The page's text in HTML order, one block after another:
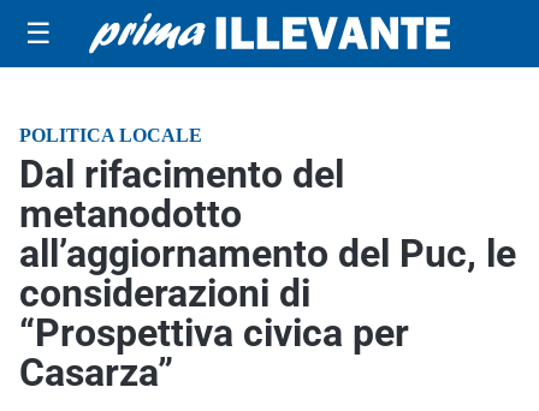
☰
POLITICA LOCALE
Dal rifacimento del
metanodotto
all’aggiornamento del Puc, le
considerazioni di
“Prospettiva civica per
Casarza”